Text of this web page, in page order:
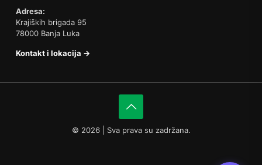
Adresa:
Krajiških brigada 95
78000 Banja Luka
Kontakt i lokacija →
© 2026 | Sva prava su zadržana.